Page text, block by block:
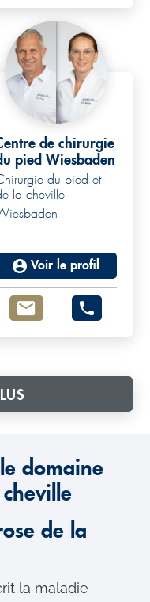
de chirurgie
pied Wiesbaden
du pied et
la cheville
Voir le profil
domaine
de la
la maladie